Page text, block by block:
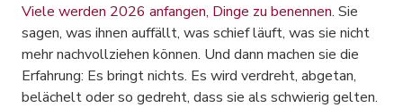
Viele werden 2026 anfangen, Dinge zu benennen. Sie
sagen, was ihnen auffällt, was schief läuft, was sie nicht
mehr nachvollziehen können. Und dann machen sie die
Erfahrung: Es bringt nichts. Es wird verdreht, abgetan,
belächelt oder so gedreht, dass sie als schwierig gelten.